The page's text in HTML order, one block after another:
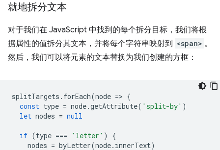
就地拆分文本
对于我们在 JavaScript 中找到的每个拆分目标，我们将根
据属性的值拆分其文本，并将每个字符串映射到 <span> 。
然后，我们可以将元素的文本替换为我们创建的方框：
splitTargets . forEach(node => {
const type = node.getAttribute( 'split-by' )
let nodes = null
if (type === 'letter' )
{
nodes = byLetter(node. innerText)